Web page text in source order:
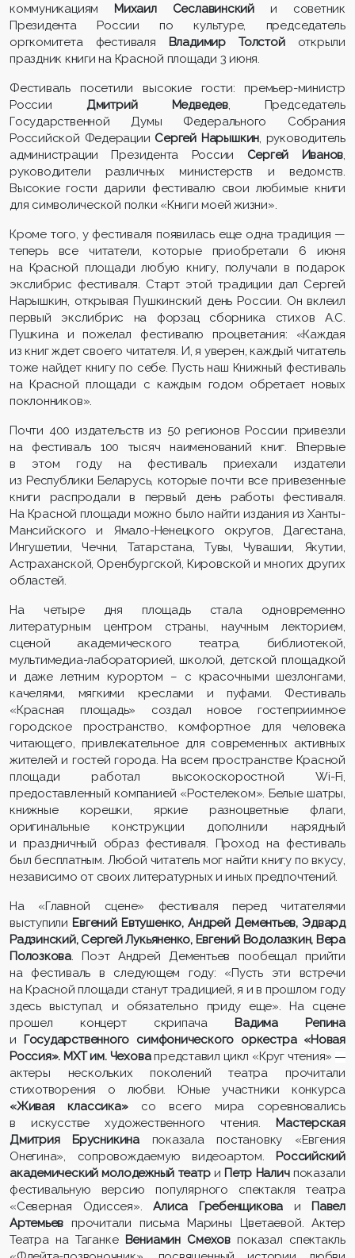
коммуникациям Михаил Сеславинский и советник
Президента России по культуре, председатель
оргкомитета фестиваля Владимир Толстойоткрыли
праздник книги на Красной площади 3 июня.
Фестиваль посетили высокие гости: премьер-министр
России Дмитрий Медведев, Председатель
Государственной Думы Федерального Собрания
Российской Федерации Сергей Нарышкин, руководитель
администрации Президента России Сергей Иванов,
руководители различных министерств и ведомств.
Высокие гости дарили фестивалю свои любимые книги
для символической полки «Книги моей жизни».
Кроме того, у фестиваля появилась еще одна традиция —
теперь все читатели, которые приобретали 6 июня
на Красной площади любую книгу, получали в подарок
экслибрис фестиваля. Старт этой традиции дал Сергей
Нарышкин, открывая Пушкинский день России. Он вклеил
первый экслибрис на форзац сборника стихов А.С.
Пушкина и пожелал фестивалю процветания: «Каждая
из книг ждет своего читателя. И, я уверен, каждый читатель
тоже найдет книгу по себе. Пусть наш Книжный фестиваль
на Красной площади с каждым годом обретает новых
поклонников».
Почти 400 издательств из 50 регионов России привезли
на фестиваль 100 тысяч наименований книг. Впервые
в этом году на фестиваль приехали издатели
из Республики Беларусь, которые почти все привезенные
книги распродали в первый день работы фестиваля.
На Красной площади можно было найти издания из Ханты-
Мансийского и Ямало-Ненецкого округов, Дагестана,
Ингушетии, Чечни, Татарстана, Тувы, Чувашии, Якутии,
Астраханской, Оренбургской, Кировской и многих других
областей.
На четыре дня площадь стала одновременно
литературным центром страны, научным лекторием,
сценой академического театра, библиотекой,
мультимедиа-лабораторией, школой, детской площадкой
и даже летним курортом – с красочными шезлонгами,
качелями, мягкими креслами и пуфами. Фестиваль
«Красная площадь» создал новое гостеприимное
городское пространство, комфортное для человека
читающего, привлекательное для современных активных
жителей и гостей города. На всем пространстве Красной
площади работал высокоскоростной Wi-Fi,
предоставленный компанией «Ростелеком». Белые шатры,
книжные корешки, яркие разноцветные флаги,
оригинальные конструкции дополнили нарядный
и праздничный образ фестиваля. Проход на фестиваль
был бесплатным. Любой читатель мог найти книгу по вкусу,
независимо от своих литературных и иных предпочтений.
На «Главной сцене» фестиваля перед читателями
выступили Евгений Евтушенко, Андрей Дементьев, Эдвард
Радзинский, Сергей Лукьяненко, Евгений Водолазкин, Вера
Полозкова. Поэт Андрей Дементьев пообещал прийти
на фестиваль в следующем году: «Пусть эти встречи
на Красной площади станут традицией, я и в прошлом году
здесь выступал, и обязательно приду еще». На сцене
прошел концерт скрипача Вадима Репина
и Государственного симфонического оркестра «Новая
Россия». МХТ им. Чеховапредставил цикл «Круг чтения»—
актеры нескольких поколений театра прочитали
стихотворения о любви. Юные участники конкурса
«Живая классика»со всего мира соревновались
в искусстве художественного чтения. Мастерская
Дмитрия Брусникинапоказала постановку «Евгения
Онегина», сопровождаемую видеоартом. Российский
академический молодежный театри Петр Наличпоказали
фестивальную версию популярного спектакля театра
«Северная Одиссея».Алиса Гребенщикова и Павел
Артемьев прочитали письма Марины Цветаевой. Актер
Театра на Таганке Вениамин Смеховпоказал спектакль